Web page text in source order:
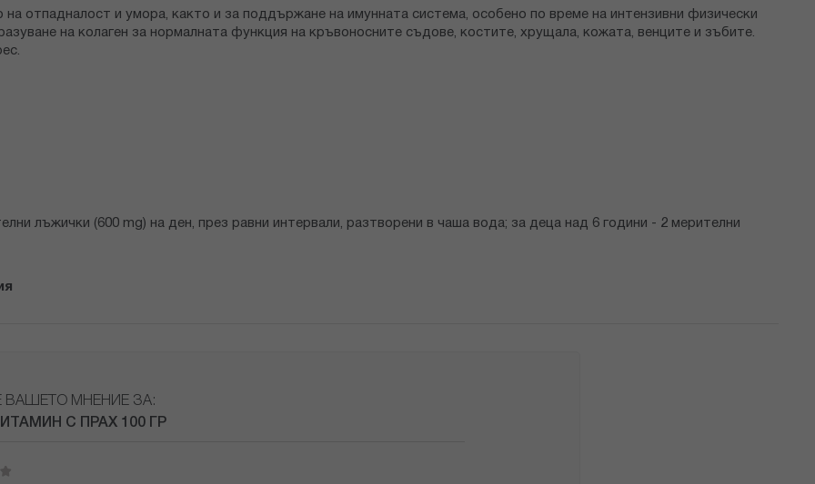
на отпадналост и умора, както и за поддържане на имунната система, особено по време на интензивни физически
на колаген за нормалната функция на кръвоносните съдове, костите, хрущала, кожата, венците и зъбите.
лъжички (600 mg) на ден, през равни интервали, разтворени в чаша вода; за деца над 6 години - 2 мерителни
ВАШЕТО МНЕНИЕ ЗА:
С ПРАХ 100 ГР